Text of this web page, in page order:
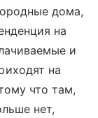
дома,
на
и
на
что там,
нет,